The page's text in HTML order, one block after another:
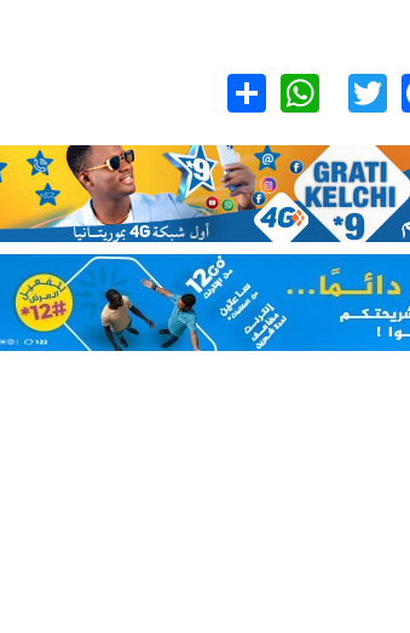
Facebook
Twitter
WhatsApp